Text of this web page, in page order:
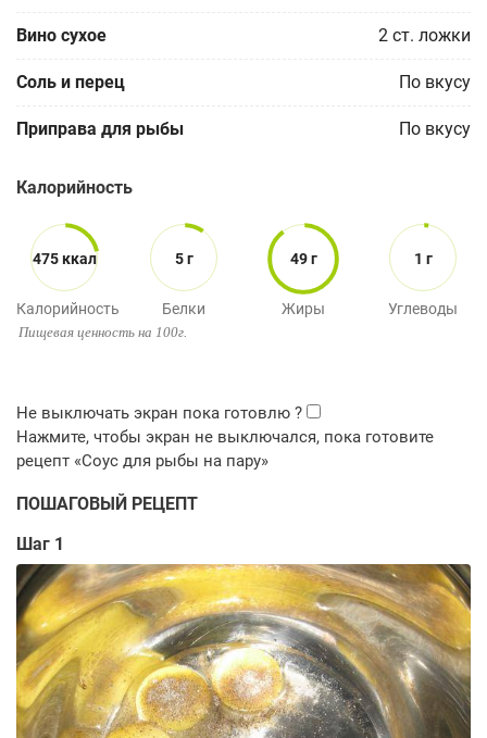
Вино сухое 2 ст. ложки
Соль и перец По вкусу
Приправа для рыбы По вкусу
Калорийность
475 ккал
Калорийность
5 г
Белки
49 г
Жиры
1 г
Углеводы
Пищевая ценность на 100г.
ПОШАГОВЫЙ РЕЦЕПТ
Шаг 1